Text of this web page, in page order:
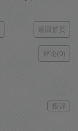
返回首页
评论(0)
投诉